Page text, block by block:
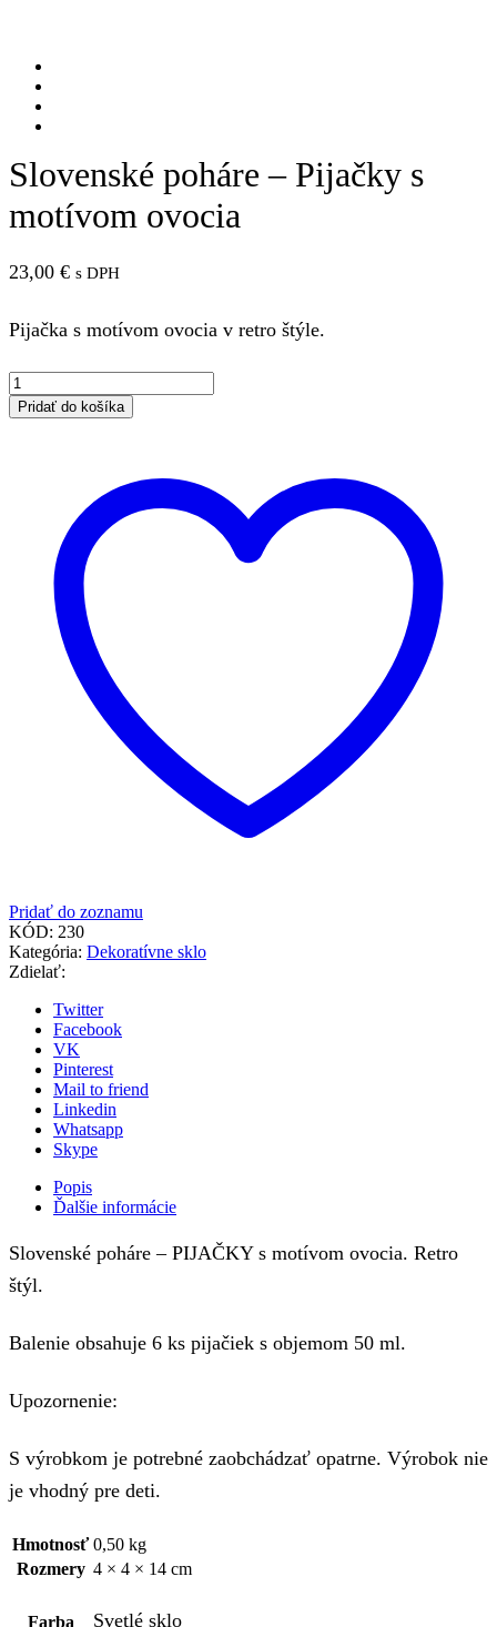
Slovenské poháre – Pijačky s
motívom ovocia
23,00 € s DPH
Pijačka s motívom ovocia v retro štýle.
množstvo
Slovenské
poháre
Pridať do košíka
Pridať do zoznamu
KÓD: 230
Kategória: Dekoratívne sklo
Zdielať:
Twitter
Facebook
VK
Pinterest
Mail to friend
Linkedin
Whatsapp
Skype
Popis
Ďalšie informácie
Slovenské poháre – PIJAČKY s motívom ovocia. Retro
štýl.
Balenie obsahuje 6 ks pijačiek s objemom 50 ml.
Upozornenie:
S výrobkom je potrebné zaobchádzať opatrne. Výrobok nie
je vhodný pre deti.
Hmotnosť 0,50 kg
Rozmery 4 × 4 × 14 cm
Farba Svetlé sklo